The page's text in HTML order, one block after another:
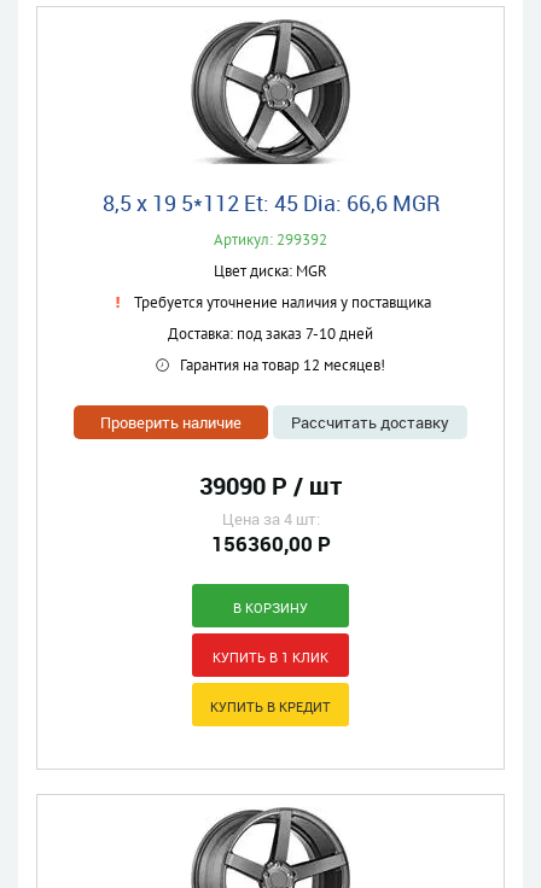
8,5 x 19 5*112 Et: 45 Dia: 66,6 MGR
Артикул: 299392
Цвет диска: MGR
Требуется уточнение наличия у поставщика
Доставка: под заказ 7-10 дней
Гарантия на товар 12 месяцев!
Проверить наличие Рассчитать доставку
39090 Р / шт
Цена за 4 шт:
156360,00 Р